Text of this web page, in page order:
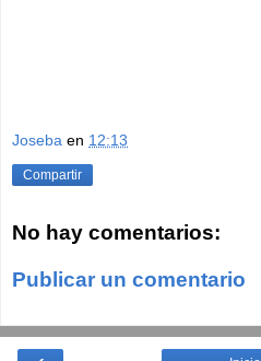
Joseba en 12:13
Compartir
No hay comentarios:
Publicar un comentario